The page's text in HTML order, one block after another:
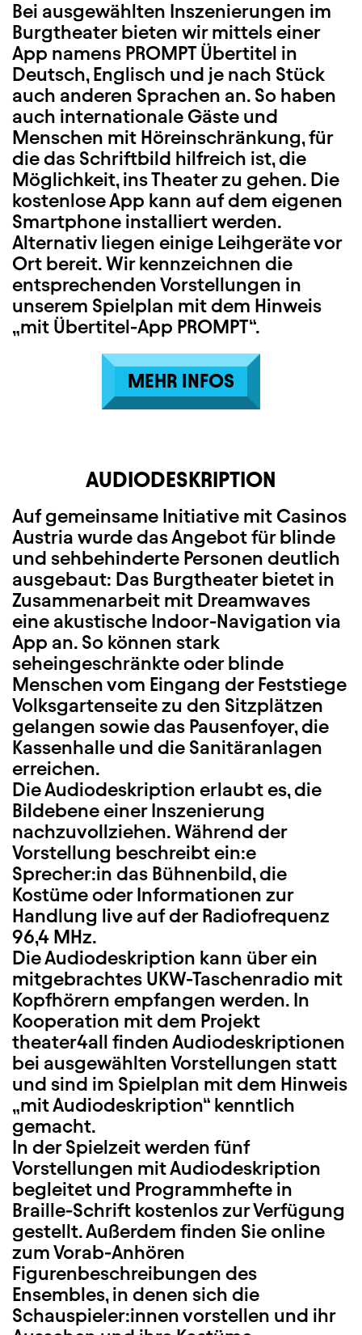
Bei ausgewählten Inszenierungen im
Burgtheater bieten wir mittels einer
App namens PROMPT Übertitel in
Deutsch, Englisch und je nach Stück
auch anderen Sprachen an. So haben
auch internationale Gäste und
Menschen mit Höreinschränkung, für
die das Schriftbild hilfreich ist, die
Möglichkeit, ins Theater zu gehen. Die
kostenlose App kann auf dem eigenen
Smartphone installiert werden.
Alternativ liegen einige Leihgeräte vor
Ort bereit. Wir kennzeichnen die
entsprechenden Vorstellungen in
unserem Spielplan mit dem Hinweis
„mit Übertitel-App PROMPT“.
MEHR INFOS
AUDIODESKRIPTION
Auf gemeinsame Initiative mit Casinos
Austria wurde das Angebot für blinde
und sehbehinderte Personen deutlich
ausgebaut: Das Burgtheater bietet in
Zusammenarbeit mit Dreamwaves
eine akustische Indoor-Navigation via
App an. So können stark
seheingeschränkte oder blinde
Menschen vom Eingang der Feststiege
Volksgartenseite zu den Sitzplätzen
gelangen sowie das Pausenfoyer, die
Kassenhalle und die Sanitäranlagen
erreichen.
Die Audiodeskription erlaubt es, die
Bildebene einer Inszenierung
nachzuvollziehen. Während der
Vorstellung beschreibt ein:e
Sprecher:in das Bühnenbild, die
Kostüme oder Informationen zur
Handlung live auf der Radiofrequenz
96,4 MHz.
Die Audiodeskription kann über ein
mitgebrachtes UKW-Taschenradio mit
Kopfhörern empfangen werden. In
Kooperation mit dem Projekt
theater4all finden Audiodeskriptionen
bei ausgewählten Vorstellungen statt
und sind im Spielplan mit dem Hinweis
„mit Audiodeskription“ kenntlich
gemacht.
In der Spielzeit werden fünf
Vorstellungen mit Audiodeskription
begleitet und Programmhefte in
Braille-Schrift kostenlos zur Verfügung
gestellt. Außerdem finden Sie online
zum Vorab-Anhören
Figurenbeschreibungen des
Ensembles, in denen sich die
Schauspieler:innen vorstellen und ihr